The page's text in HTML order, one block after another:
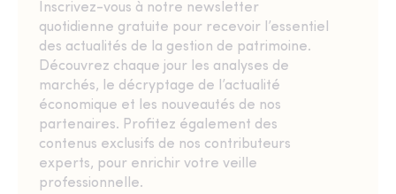
Inscrivez-vous à notre newsletter
quotidienne gratuite pour recevoir l’essentiel
des actualités de la gestion de patrimoine.
Découvrez chaque jour les analyses de
marchés, le décryptage de l’actualité
économique et les nouveautés de nos
partenaires. Profitez également des
contenus exclusifs de nos contributeurs
experts, pour enrichir votre veille
professionnelle.